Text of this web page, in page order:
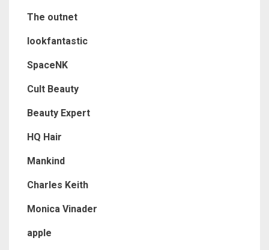
The outnet
lookfantastic
SpaceNK
Cult Beauty
Beauty Expert
HQ Hair
Mankind
Charles Keith
Monica Vinader
apple